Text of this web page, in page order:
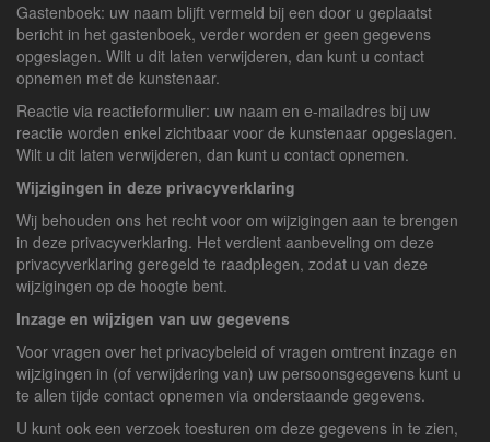
Gastenboek: uw naam blijft vermeld bij een door u geplaatst
bericht in het gastenboek, verder worden er geen gegevens
opgeslagen. Wilt u dit laten verwijderen, dan kunt u contact
opnemen met de kunstenaar.
Reactie via reactieformulier: uw naam en e-mailadres bij uw
reactie worden enkel zichtbaar voor de kunstenaar opgeslagen.
Wilt u dit laten verwijderen, dan kunt u contact opnemen.
Wijzigingen in deze privacyverklaring
Wij behouden ons het recht voor om wijzigingen aan te brengen
in deze privacyverklaring. Het verdient aanbeveling om deze
privacyverklaring geregeld te raadplegen, zodat u van deze
wijzigingen op de hoogte bent.
Inzage en wijzigen van uw gegevens
Voor vragen over het privacybeleid of vragen omtrent inzage en
wijzigingen in (of verwijdering van) uw persoonsgegevens kunt u
te allen tijde contact opnemen via onderstaande gegevens.
U kunt ook een verzoek toesturen om deze gegevens in te zien,